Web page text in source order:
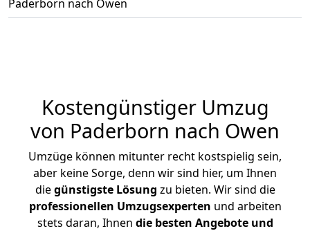
Paderborn nach Owen
Kostengünstiger Umzug
von Paderborn nach Owen
Umzüge können mitunter recht kostspielig sein,
aber keine Sorge, denn wir sind hier, um Ihnen
diegünstigste Lösung zu bieten. Wir sind die
professionellen Umzugsexperten und arbeiten
stets daran, Ihnen die besten Angebote und